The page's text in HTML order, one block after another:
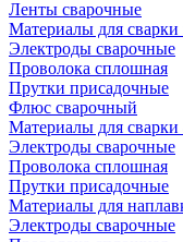
Ленты сварочные
Материалы для сварки
Электроды сварочные
Проволока сплошная
Прутки присадочные
Флюс сварочный
Материалы для
Электроды сварочные
Проволока сплошная
Прутки присадочные
Материалы для
Электроды сварочные